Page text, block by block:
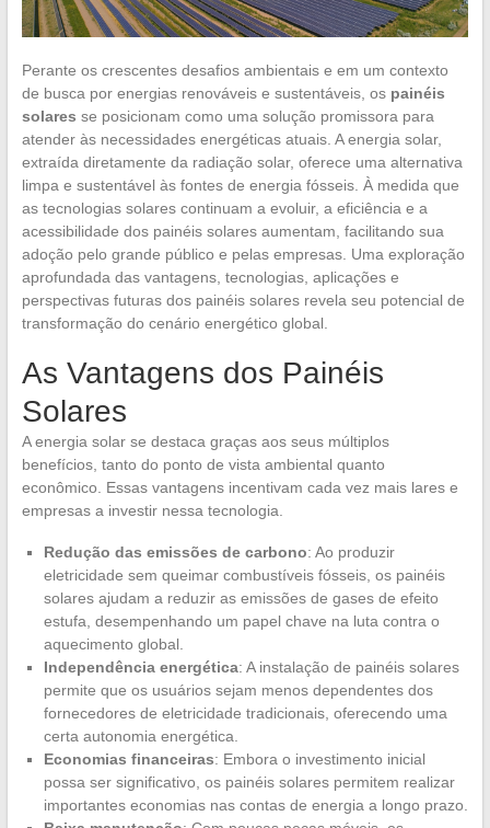
Perante os crescentes desafios ambientais e em um contexto
de busca por energias renováveis e sustentáveis, os painéis
solares se posicionam como uma solução promissora para
atender às necessidades energéticas atuais. A energia solar,
extraída diretamente da radiação solar, oferece uma alternativa
limpa e sustentável às fontes de energia fósseis. À medida que
as tecnologias solares continuam a evoluir, a eficiência e a
acessibilidade dos painéis solares aumentam, facilitando sua
adoção pelo grande público e pelas empresas. Uma exploração
aprofundada das vantagens, tecnologias, aplicações e
perspectivas futuras dos painéis solares revela seu potencial de
transformação do cenário energético global.
As Vantagens dos Painéis
Solares
A energia solar se destaca graças aos seus múltiplos
benefícios, tanto do ponto de vista ambiental quanto
econômico. Essas vantagens incentivam cada vez mais lares e
empresas a investir nessa tecnologia.
Redução das emissões de carbono: Ao produzir
eletricidade sem queimar combustíveis fósseis, os painéis
solares ajudam a reduzir as emissões de gases de efeito
estufa, desempenhando um papel chave na luta contra o
aquecimento global.
Independência energética: A instalação de painéis solares
permite que os usuários sejam menos dependentes dos
fornecedores de eletricidade tradicionais, oferecendo uma
certa autonomia energética.
Economias financeiras: Embora o investimento inicial
possa ser significativo, os painéis solares permitem realizar
importantes economias nas contas de energia a longo prazo.